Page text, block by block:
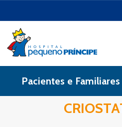
Pacientes e Familiares